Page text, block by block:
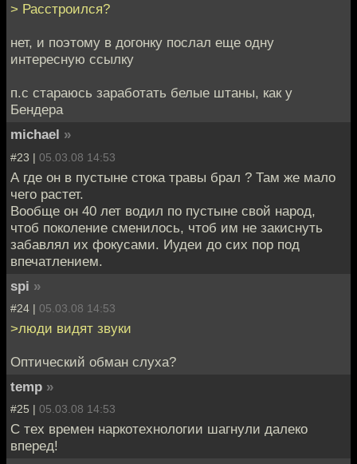
> Расстроился?
нет, и поэтому в догонку послал еще одну
интересную ссылку
п.с стараюсь заработать белые штаны, как у
Бендера
michael »
#23 | 05.03.08 14:53
А где он в пустыне стока травы брал ? Там же мало
чего растет.
Вообще он 40 лет водил по пустыне свой народ,
чтоб поколение сменилось, чтоб им не закиснуть
забавлял их фокусами. Иудеи до сих пор под
впечатлением.
spi »
#24 | 05.03.08 14:53
>люди видят звуки
Оптический обман слуха?
temp »
#25 | 05.03.08 14:53
С тех времен наркотехнологии шагнули далеко
вперед!